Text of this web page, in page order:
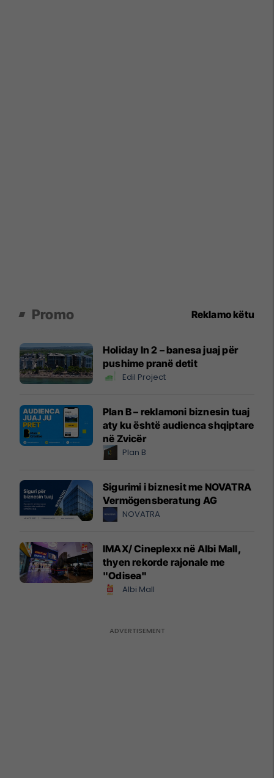
Promo Reklamo këtu
Holiday In 2 – banesa juaj për
pushime pranë detit
Edil Project
Plan B – reklamoni biznesin tuaj
aty ku është audienca shqiptare
në Zvicër
Plan B
Sigurimi i biznesit me NOVATRA
Vermögensberatung AG
NOVATRA
IMAX/ Cineplexx në Albi Mall,
thyen rekorde rajonale me
"Odisea"
Albi Mall